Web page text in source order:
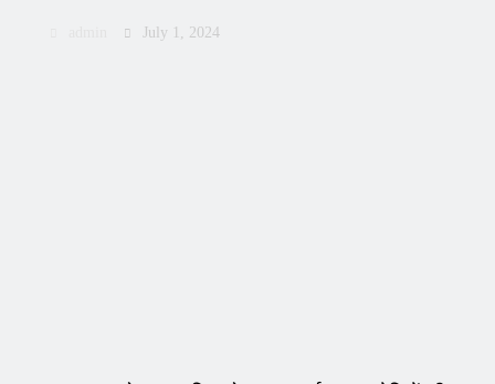
July 1, 2024